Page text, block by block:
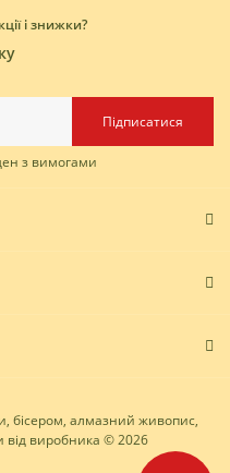
і знижки?
Підписатися
з вимогами
бісером, алмазний живопис,
виробника © 2026